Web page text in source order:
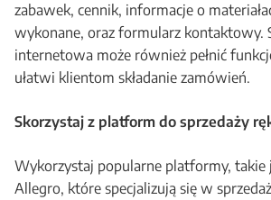
zabawek, cennik, informacje o
wykonane, oraz formularz kontaktowy.
internetowa może również pełnić
ułatwi klientom składanie zamówień.
Skorzystaj z platform do sprzedaży
Wykorzystaj popularne platformy, takie
Allegro, które specjalizują się w